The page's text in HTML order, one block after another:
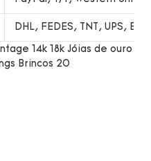
DHL, FEDES, TNT, UPS, EMS